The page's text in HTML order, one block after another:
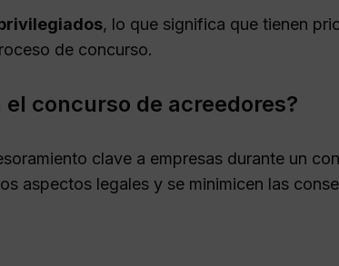
, lo que significa que tienen
de concurso.
concurso de acreedores?
clave a empresas durante un
aspectos legales y se minimicen las